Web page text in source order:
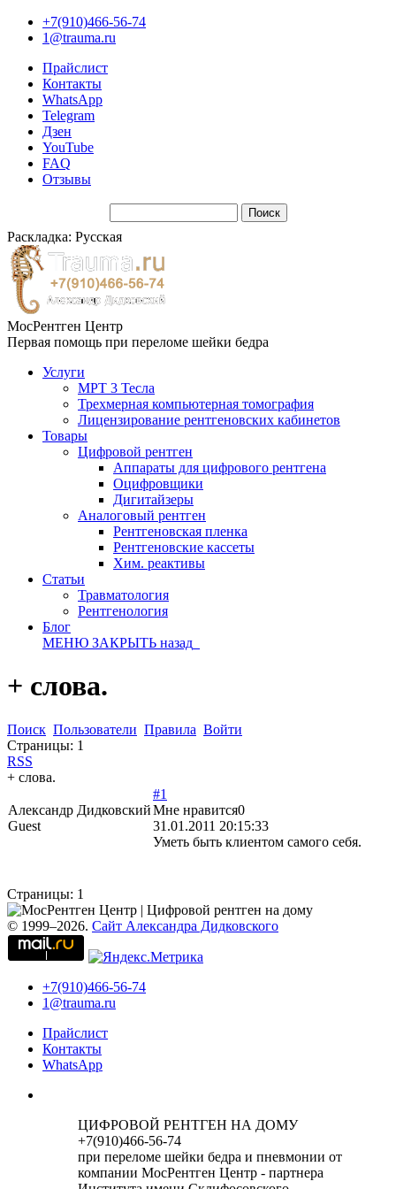
+7(910)466-56-74
1@trauma.ru
Прайслист
Контакты
WhatsApp
Telegram
Дзен
YouTube
FAQ
Отзывы
Раскладка: Русская
МосРентген Центр
Первая помощь при переломе шейки бедра
Услуги
МРТ 3 Тесла
Трехмерная компьютерная томография
Лицензирование рентгеновских кабинетов
Товары
Цифровой рентген
Аппараты для цифрового рентгена
Оцифровщики
Дигитайзеры
Аналоговый рентген
Рентгеновская пленка
Рентгеновские кассеты
Хим. реактивы
Статьи
Травматология
Рентгенология
Блог
МЕНЮ ЗАКРЫТЬ назад
+ слова.
Поиск Пользователи Правила Войти
Страницы: 1
RSS
+ слова.
Александр Дидковский
Guest
#1
Мне нравится0
31.01.2011 20:15:33
Уметь быть клиентом самого себя.
Страницы: 1
© 1999–2026. Сайт Александра Дидковского
+7(910)466-56-74
1@trauma.ru
Прайслист
Контакты
WhatsApp
ЦИФРОВОЙ РЕНТГЕН НА ДОМУ
+7(910)466-56-74
при переломе шейки бедра и пневмонии от
компании МосРентген Центр - партнера